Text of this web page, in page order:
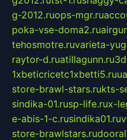
g-2012.ruops-mgr.ru
poka-vse-doma2.ru
tehosmotre.ruvarieta-
raytor-d.ruatillagunn.ru
1xbeticricetc1xbetti5.ru
store-brawl-stars.rukts-
sindika-01.rusp-life.rux-
e-abis-1-c.rusindika01.ru
store-brawlstars.ru